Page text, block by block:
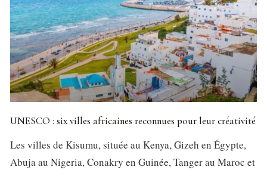
UNESCO : six villes africaines reconnues pour leur créativité
Les villes de Kisumu, située au Kenya, Gizeh en Égypte,
Abuja au Nigeria, Conakry en Guinée, Tanger au Maroc et